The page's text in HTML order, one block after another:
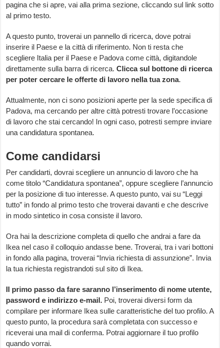
pagina che si apre, vai alla prima sezione, cliccando sul link sotto
al primo testo.
A questo punto, troverai un pannello di ricerca, dove potrai
inserire il Paese e la città di riferimento. Non ti resta che
scegliere Italia per il Paese e Padova come città, digitandole
direttamente sulla barra di ricerca.Clicca sul bottone di ricerca
per poter cercare le offerte di lavoro nella tua zona.
Attualmente, non ci sono posizioni aperte per la sede specifica di
Padova, ma cercando per altre città potresti trovare l’occasione
di lavoro che stai cercando! In ogni caso, potresti sempre inviare
una candidatura spontanea.
Come candidarsi
Per candidarti, dovrai scegliere un annuncio di lavoro che ha
come titolo “Candidatura spontanea”, oppure scegliere l’annuncio
per la posizione di tuo interesse. A questo punto, vai su “Leggi
tutto” in fondo al primo testo che troverai davanti e che descrive
in modo sintetico in cosa consiste il lavoro.
Ora hai la descrizione completa di quello che andrai a fare da
Ikea nel caso il colloquio andasse bene. Troverai, tra i vari bottoni
in fondo alla pagina, troverai “Invia richiesta di assunzione”. Invia
la tua richiesta registrandoti sul sito di Ikea.
Il primo passo da fare saranno l’inserimento di nome utente,
password e indirizzo e-mail. Poi, troverai diversi form da
compilare per informare Ikea sulle caratteristiche del tuo profilo. A
questo punto, la procedura sarà completata con successo e
riceverai una mail di conferma. Potrai aggiornare il tuo profilo
quando vorrai.